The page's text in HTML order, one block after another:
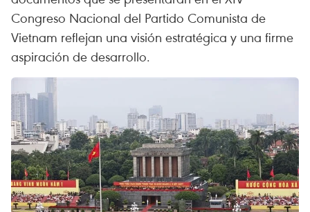
Congreso Nacional del Partido Comunista de
Vietnam reflejan una visión estratégica y una firme
aspiración de desarrollo.